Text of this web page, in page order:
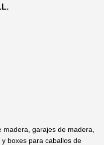
garajes de madera,
boxes para caballos de